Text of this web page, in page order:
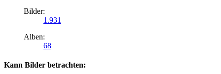
Bilder:
1.931
Alben:
68
Kann Bilder betrachten: